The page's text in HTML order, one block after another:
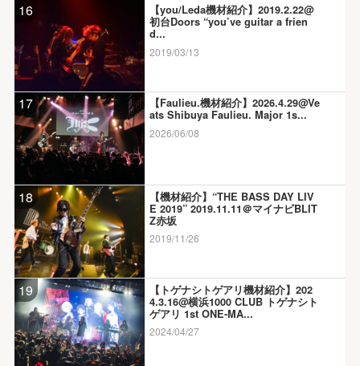
16
【you/Leda機材紹介】2019.2.22@
初台Doors “you’ve guitar a frien
d...
2019/03/13
17
【Faulieu.機材紹介】2026.4.29@Ve
ats Shibuya Faulieu. Major 1s...
2026/06/08
18
【機材紹介】“THE BASS DAY LIV
E 2019” 2019.11.11＠マイナビBLIT
Z赤坂
2019/11/26
19
【トゲナシトゲアリ機材紹介】202
4.3.16@横浜1000 CLUB トゲナシト
ゲアリ 1st ONE-MA...
2024/04/27